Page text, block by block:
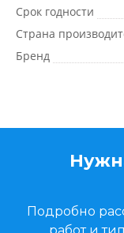
Срок годности
Страна
Бренд
Подробно